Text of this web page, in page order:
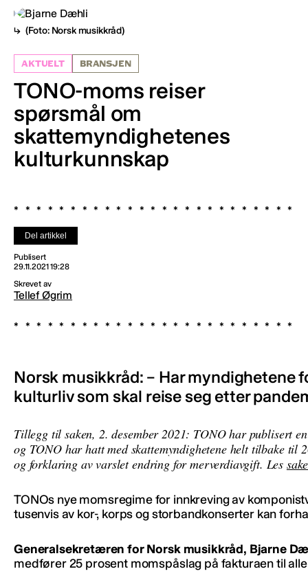
(Foto: Norsk musikkråd)
AKTUELT BRANSJEN
TONO-moms reiser
spørsmål om
skattemyndighetenes
kulturkunnskap
Del artikkel
Publisert
29.11.2021 19:28
Skrevet av
Tellef Øgrim
Norsk musikkråd: – Har
kulturliv som skal reise seg etter
Tillegg til saken, 2. desember 2021: TONO har publisert
og TONO har hatt med skattemyndighetene helt tilbake til
og forklaring av varslet endring for merverdiavgift. Les
TONOs nye momsregime for innkreving av
tusenvis av kor-, korps og storbandkonserter kan
Generalsekretæren for Norsk musikkråd, Bjarne
medfører 25 prosent momspåslag på fakturaen til